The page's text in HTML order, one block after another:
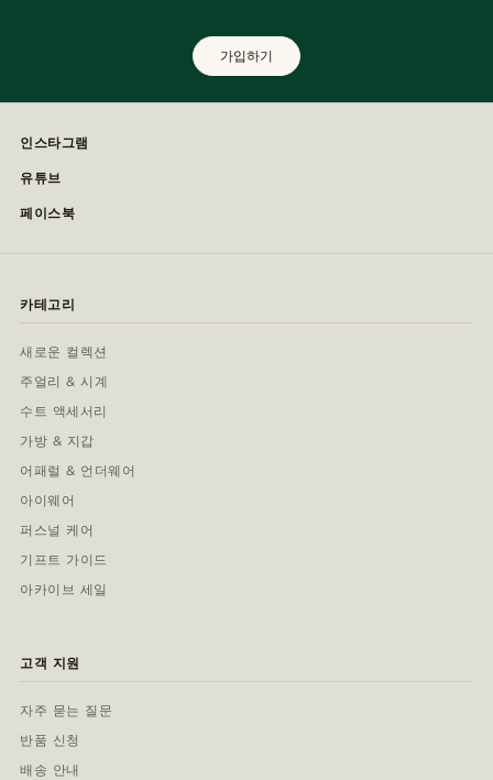
가입하기
인스타그램
유튜브
페이스북
카테고리
새로운 컬렉션
주얼리 & 시계
수트 액세서리
가방 & 지갑
어패럴 & 언더웨어
아이웨어
퍼스널 케어
기프트 가이드
아카이브 세일
고객 지원
자주 묻는 질문
반품 신청
배송 안내